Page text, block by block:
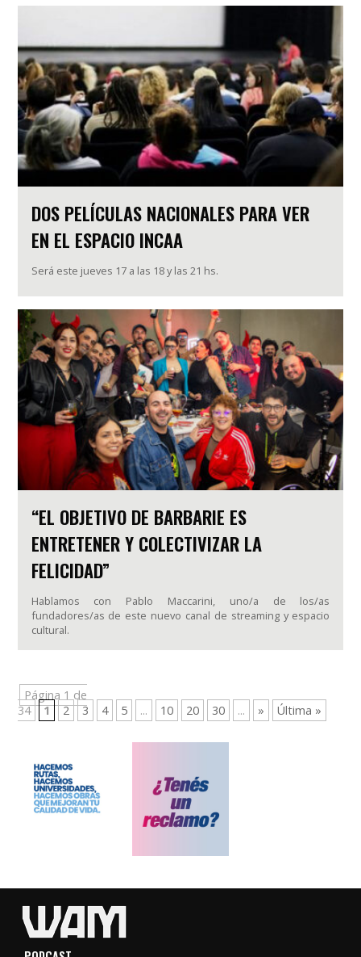
DOS PELÍCULAS NACIONALES PARA VER
EN EL ESPACIO INCAA
Será este jueves 17 a las 18 y las 21 hs.
“EL OBJETIVO DE BARBARIE ES
ENTRETENER Y COLECTIVIZAR LA
FELICIDAD”
Hablamos con Pablo Maccarini, uno/a de los/as
fundadores/as de este nuevo canal de streaming y espacio
cultural.
Página 1 de
34
1 2 3 4 5 ... 10 20 30 ... » Última »